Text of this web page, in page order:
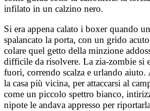
infilato in un calzino nero.
Si era appena calato i boxer quando
spalancato la porta, con un grido
colare quel getto della minzione
difficile da risolvere. La zia-zombie si
fuori, correndo scalza e urlando aiuto.
la casa più vicina, per attaccarsi al
come un piccolo spettro bianco,
nipote le andava appresso per